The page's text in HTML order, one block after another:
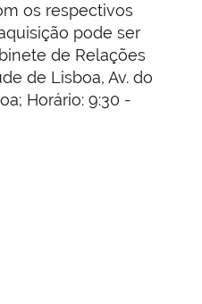
os respectivos
pode ser
de Relações
de Lisboa, Av. do
Horário: 9:30 -